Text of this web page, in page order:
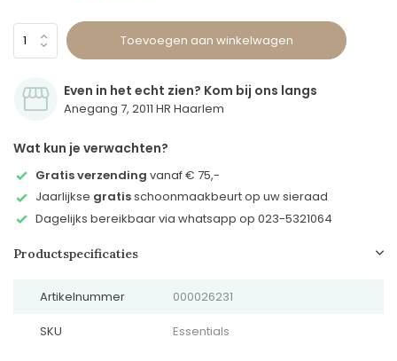
Toevoegen aan winkelwagen
Even in het echt zien? Kom bij ons langs
Anegang 7, 2011 HR Haarlem
Wat kun je verwachten?
Gratis verzending vanaf € 75,-
Jaarlijkse gratisschoonmaakbeurt op uw sieraad
Dagelijks bereikbaar via whatsapp op 023-5321064
Productspecificaties
Artikelnummer 000026231
SKU Essentials